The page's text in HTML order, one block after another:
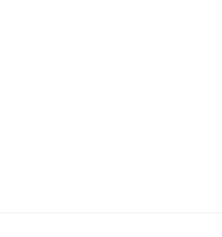
metingen. Levensduur batterij